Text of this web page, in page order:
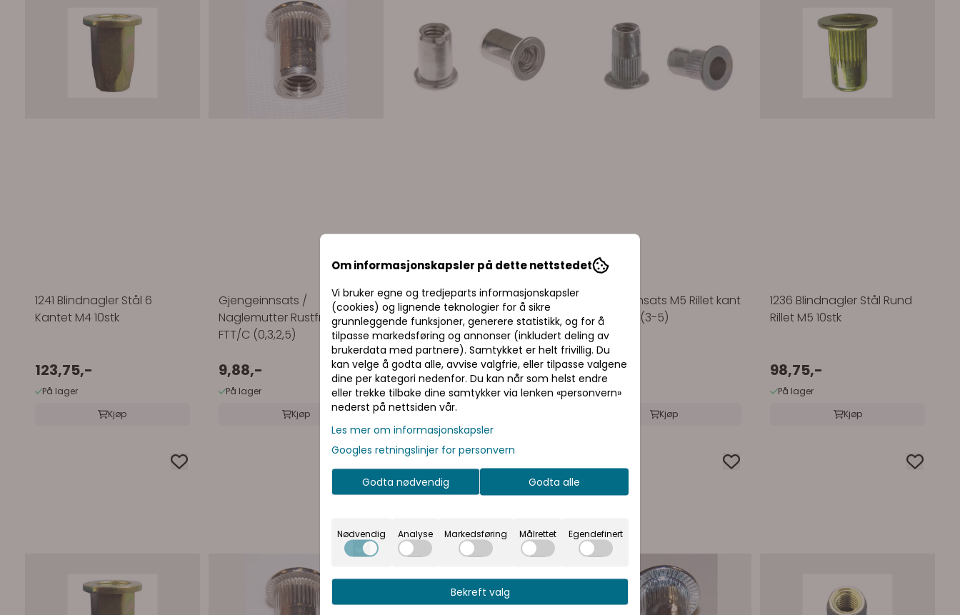
1241 Blindnagler Stål 6
Kantet M4 10stk
123,75,-
På lager
Kjøp
Gjengeinnsats /
Naglemutter Rustfri A2 M4
FTT/C (0,3,2,5)
9,88,-
På lager
Kjøp
Gjengeinnsats M5 glatt
kant FTT/C Alu (3-5)
5,00,-
På lager
Gjengeinnsats M5 Rillet kant
FTT/L Stål (3-5)
4,63,-
På lager
Kjøp
1236 Blindnagler Stål Rund
Rillet M5 10stk
98,75,-
På lager
Kjøp
Priser inkl. eller ekskl. mva
I denne butikken kan du velge om du
vil se prisene med eller uten moms.
Inkl. mva
Om informasjonskapsler på dette nettstedet
Vi bruker egne og tredjeparts informasjonskapsler
(cookies) og lignende teknologier for å sikre
grunnleggende funksjoner, generere statistikk, og for å
tilpasse markedsføring og annonser (inkludert deling av
brukerdata med partnere). Samtykket er helt frivillig. Du
kan velge å godta alle, avvise valgfrie, eller tilpasse valgene
dine per kategori nedenfor. Du kan når som helst endre
eller trekke tilbake dine samtykker via lenken «personvern»
nederst på nettsiden vår.
Les mer om informasjonskapsler
Googles retningslinjer for personvern
Godta nødvendig Godta alle
Nødvendig Analyse Markedsføring Målrettet Egendefinert
Bekreft valg